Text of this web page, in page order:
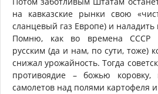
на кавказские рынки свою
сланцевый газ Европе) и
Помню, как во времена СССР
русским (да и нам, по сути, тоже)
снижал урожайность. Тогда
противоядие – божью
самолетов над полями картофеля